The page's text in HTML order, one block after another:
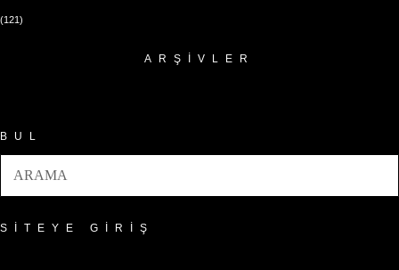
(121)
ARŞIVLER
BUL
SITEYE GIRIŞ